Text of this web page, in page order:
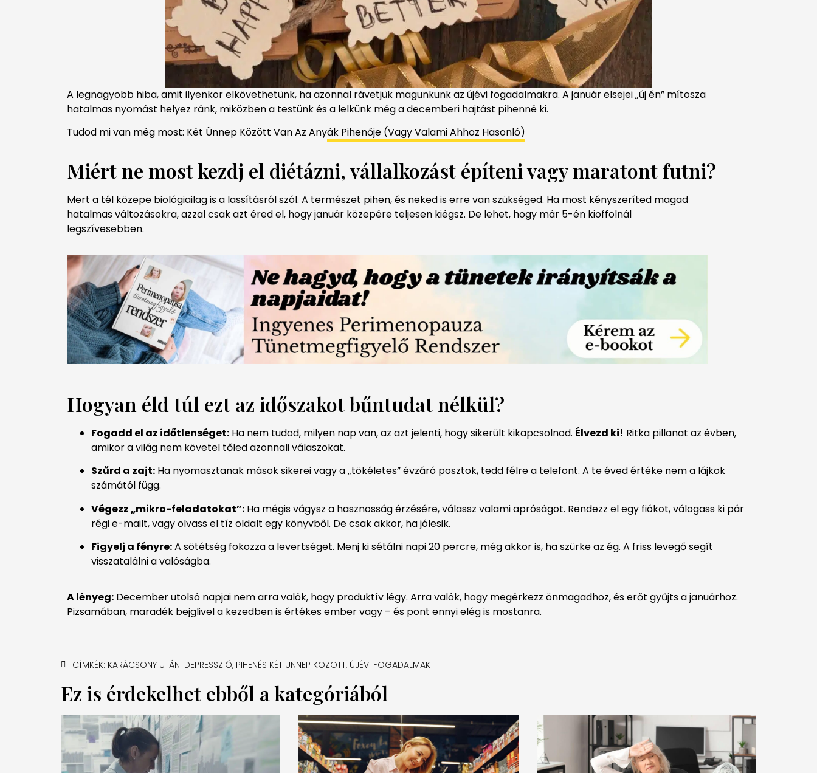
A legnagyobb hiba, amit ilyenkor elkövethetünk, ha azonnal rávetjük magunkunk az újévi fogadalmakra. A január elsejei „új én” mítosza
hatalmas nyomást helyez ránk, miközben a testünk és a lelkünk még a decemberi hajtást pihenné ki.
Tudod mi van még most: Két Ünnep Között Van Az Anyák Pihenője (Vagy Valami Ahhoz Hasonló)
Miért ne most kezdj el diétázni, vállalkozást építeni vagy maratont futni?
Mert a tél közepe biológiailag is a lassításról szól. A természet pihen, és neked is erre van szükséged. Ha most kényszeríted magad
hatalmas változásokra, azzal csak azt éred el, hogy január közepére teljesen kiégsz. De lehet, hogy már 5-én kioffolnál
legszívesebben.
Hogyan éld túl ezt az időszakot bűntudat nélkül?
Fogadd el az időtlenséget: Ha nem tudod, milyen nap van, az azt jelenti, hogy sikerült kikapcsolnod. Élvezd ki! Ritka pillanat az évben,
amikor a világ nem követel tőled azonnali válaszokat.
Szűrd a zajt: Ha nyomasztanak mások sikerei vagy a „tökéletes” évzáró posztok, tedd félre a telefont. A te éved értéke nem a lájkok
számától függ.
Végezz „mikro-feladatokat”: Ha mégis vágysz a hasznosság érzésére, válassz valami apróságot. Rendezz el egy fiókot, válogass ki pár
régi e-mailt, vagy olvass el tíz oldalt egy könyvből. De csak akkor, ha jólesik.
Figyelj a fényre:A sötétség fokozza a levertséget. Menj ki sétálni napi 20 percre, még akkor is, ha szürke az ég. A friss levegő segít
visszatalálni a valóságba.
A lényeg: December utolsó napjai nem arra valók, hogy produktív légy. Arra valók, hogy megérkezz önmagadhoz, és erőt gyűjts a januárhoz.
Pizsamában, maradék bejglivel a kezedben is értékes ember vagy – és pont ennyi elég is mostanra.
CÍMKÉK: KARÁCSONY UTÁNI DEPRESSZIÓ, PIHENÉS KÉT ÜNNEP KÖZÖTT, ÚJÉVI FOGADALMAK
Ez is érdekelhet ebből a kategóriából